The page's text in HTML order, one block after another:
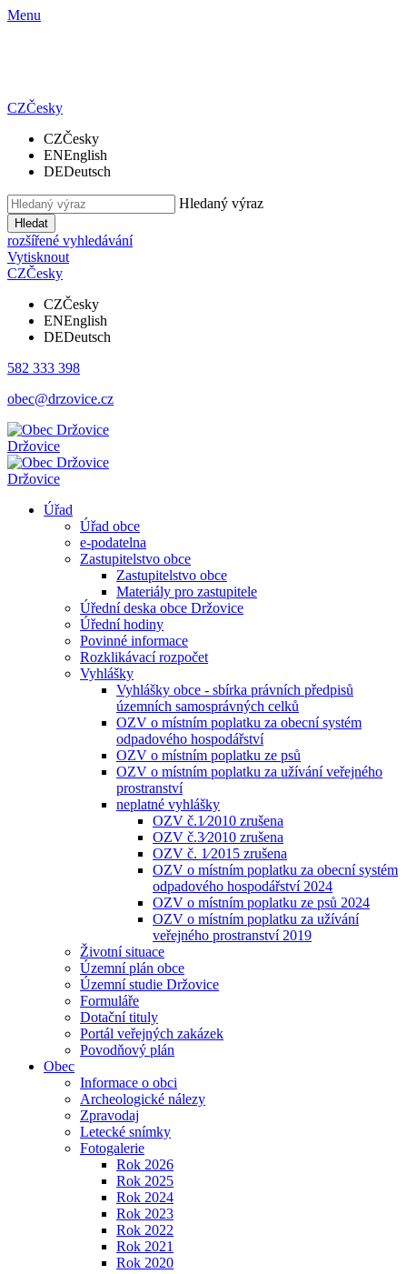
Menu
CZČesky
CZČesky
ENEnglish
DEDeutsch
Hledaný výraz
Hledat
rozšířené vyhledávání
Vytisknout
CZČesky
CZČesky
ENEnglish
DEDeutsch
582 333 398
obec@drzovice.cz
Držovice
Držovice
Úřad
Úřad obce
e-podatelna
Zastupitelstvo obce
Zastupitelstvo obce
Materiály pro zastupitele
Úřední deska obce Držovice
Úřední hodiny
Povinné informace
Rozklikávací rozpočet
Vyhlášky
Vyhlášky obce - sbírka právních předpisů
územních samosprávných celků
OZV o místním poplatku za obecní systém
odpadového hospodářství
OZV o místním poplatku ze psů
OZV o místním poplatku za užívání veřejného
prostranství
neplatné vyhlášky
OZV č.1⁄2010 zrušena
OZV č.3⁄2010 zrušena
OZV č. 1⁄2015 zrušena
OZV o místním poplatku za obecní systém
odpadového hospodářství 2024
OZV o místním poplatku ze psů 2024
OZV o místním poplatku za užívání
veřejného prostranství 2019
Životní situace
Územní plán obce
Územní studie Držovice
Formuláře
Dotační tituly
Portál veřejných zakázek
Povodňový plán
Obec
Informace o obci
Archeologické nálezy
Zpravodaj
Letecké snímky
Fotogalerie
Rok 2026
Rok 2025
Rok 2024
Rok 2023
Rok 2022
Rok 2021
Rok 2020